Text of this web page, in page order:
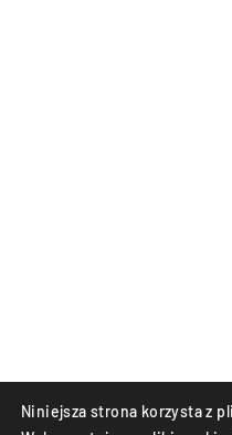
Niniejsza strona korzysta z